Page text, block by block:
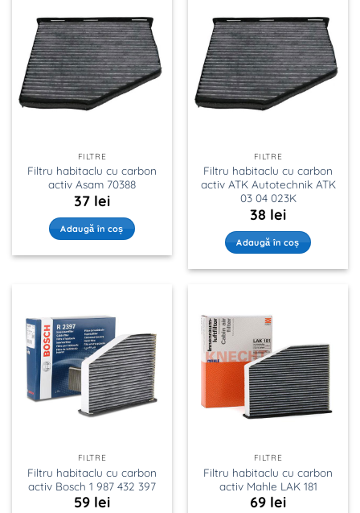
FILTRE
Filtru habitaclu cu carbon
activ Asam 70388
37 lei
Adaugă în coș
FILTRE
Filtru habitaclu cu carbon
activ ATK Autotechnik ATK
03 04 023K
38 lei
Adaugă în coș
FILTRE
Filtru habitaclu cu carbon
activ Bosch 1 987 432 397
59 lei
FILTRE
Filtru habitaclu cu carbon
activ Mahle LAK 181
69 lei